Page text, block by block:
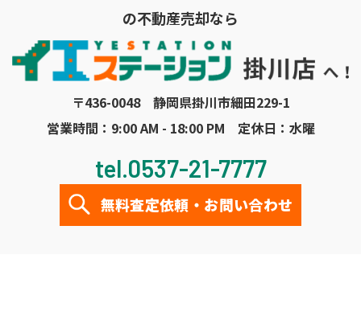
の不動産売却なら
〒436-0048 静岡県掛川市細田229-1
営業時間：9:00 AM - 18:00 PM 定休日：水曜
tel.0537-21-7777
無料査定依頼・お問い合わせ